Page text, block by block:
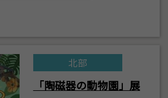
北部
「陶磁器の動物園」展